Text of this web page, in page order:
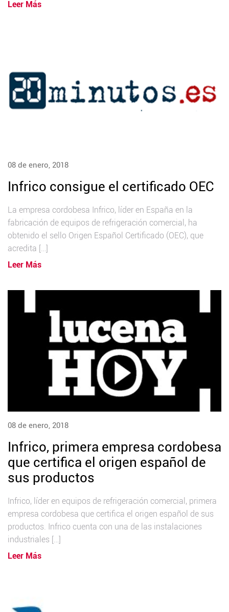
Leer Más
08 de enero, 2018
Infrico consigue el certificado OEC
La empresa cordobesa Infrico, líder en España en la
fabricación de equipos de refrigeración comercial, ha
obtenido el sello Origen Español Certificado (OEC), que
acredita […]
Leer Más
08 de enero, 2018
Infrico, primera empresa cordobesa
que certifica el origen español de
sus productos
Infrico, líder en equipos de refrigeración comercial, primera
empresa cordobesa que certifica el origen español de sus
productos. Infrico cuenta con una de las instalaciones
industriales […]
Leer Más